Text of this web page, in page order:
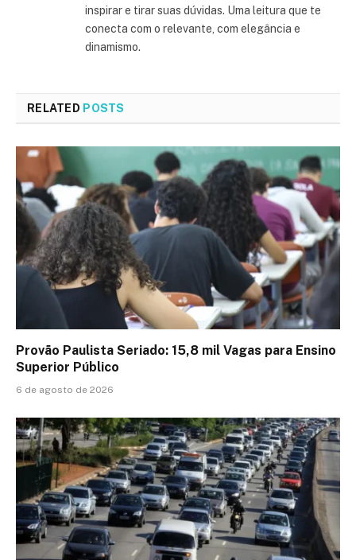
inspirar e tirar suas dúvidas. Uma leitura que te
conecta com o relevante, com elegância e
dinamismo.
RELATED POSTS
Provão Paulista Seriado: 15,8 mil Vagas para Ensino
Superior Público
6 de agosto de 2026